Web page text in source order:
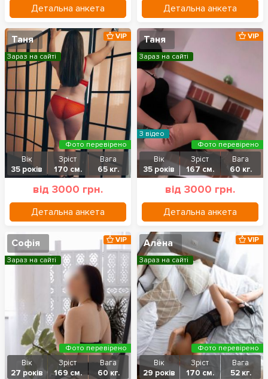
Детальна анкета Детальна анкета
Таня
Вік
35 років
Зріст
170 см.
Вага
65 кг.
від 3000 грн.
Детальна анкета
VIP
Зараз на сайті
Фото перевірено
Таня
Вік
35 років
Зріст
167 см.
Вага
60 кг.
від 3000 грн.
Детальна анкета
VIP
Зараз на сайті
З відео
Фото перевірено
Софія
Вік
27 років
Зріст
169 см.
Вага
60 кг.
VIP
Зараз на сайті
Фото перевірено
Алёна
Вік
29 років
Зріст
170 см.
Вага
52 кг.
VIP
Зараз на сайті
Фото перевірено